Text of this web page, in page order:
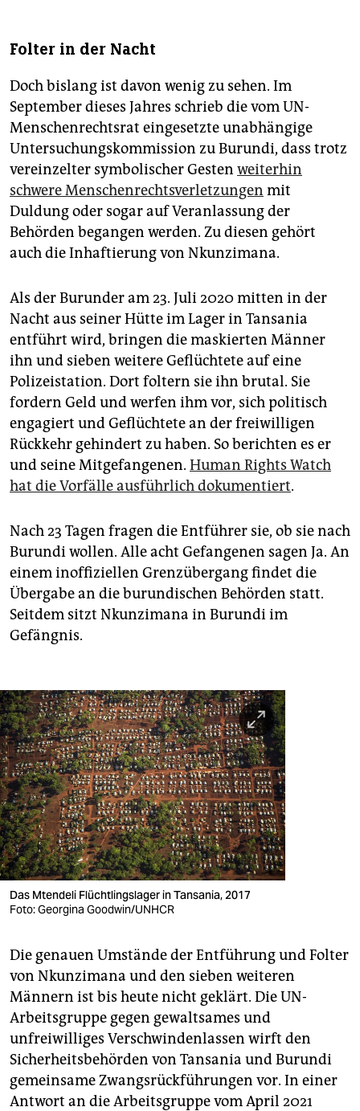
Folter in der Nacht
Doch bislang ist davon wenig zu sehen. Im
September dieses Jahres schrieb die vom UN-
Menschenrechtsrat eingesetzte unabhängige
Untersuchungskommission zu Burundi, dass trotz
vereinzelter symbolischer Gesten weiterhin
schwere Menschenrechtsverletzungen mit
Duldung oder sogar auf Veranlassung der
Behörden begangen werden. Zu diesen gehört
auch die Inhaftierung von Nkunzimana.
Als der Burunder am 23. Juli 2020 mitten in der
Nacht aus seiner Hütte im Lager in Tansania
entführt wird, bringen die maskierten Männer
ihn und sieben weitere Geflüchtete auf eine
Polizeistation. Dort foltern sie ihn brutal. Sie
fordern Geld und werfen ihm vor, sich politisch
engagiert und Geflüchtete an der freiwilligen
Rückkehr gehindert zu haben. So berichten es er
und seine Mitgefangenen. Human Rights Watch
hat die Vorfälle ausführlich dokumentiert.
Nach 23 Tagen fragen die Entführer sie, ob sie nach
Burundi wollen. Alle acht Gefangenen sagen Ja. An
einem inoffiziellen Grenzübergang findet die
Übergabe an die burundischen Behörden statt.
Seitdem sitzt Nkunzimana in Burundi im
Gefängnis.
Das Mtendeli Flüchtlingslager in Tansania, 2017
Foto: Georgina Goodwin/UNHCR
Die genauen Umstände der Entführung und Folter
von Nkunzimana und den sieben weiteren
Männern ist bis heute nicht geklärt. Die UN-
Arbeitsgruppe gegen gewaltsames und
unfreiwilliges Verschwindenlassen wirft den
Sicherheitsbehörden von Tansania und Burundi
gemeinsame Zwangsrückführungen vor. In einer
Antwort an die Arbeitsgruppe vom April 2021